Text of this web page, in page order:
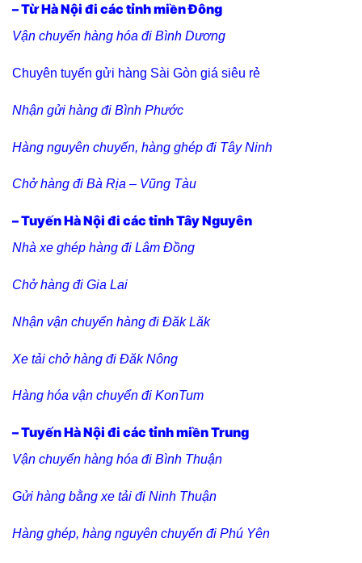
– Từ Hà Nội đi các tỉnh miền Đông
Vận chuyển hàng hóa đi Bình Dương
Chuyên tuyến gửi hàng Sài Gòn giá siêu rẻ
Nhận gửi hàng đi Bình Phước
Hàng nguyên chuyến, hàng ghép đi Tây Ninh
Chở hàng đi Bà Rịa – Vũng Tàu
– Tuyến Hà Nội đi các tỉnh Tây Nguyên
Nhà xe ghép hàng đi Lâm Đồng
Chở hàng đi Gia Lai
Nhận vận chuyển hàng đi Đăk Lăk
Xe tải chở hàng đi Đăk Nông
Hàng hóa vận chuyển đi KonTum
– Tuyến Hà Nội đi các tỉnh miền Trung
Vận chuyển hàng hóa đi Bình Thuận
Gửi hàng bằng xe tải đi Ninh Thuận
Hàng ghép, hàng nguyên chuyến đi Phú Yên